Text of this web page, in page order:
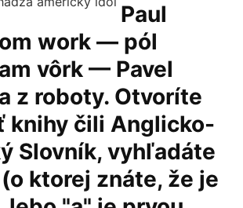
Paul
work — pól
vôrk — Pavel
z roboty. Otvoríte
knihy čili Anglicko-
Slovník, vyhľadáte
ktorej znáte, že je